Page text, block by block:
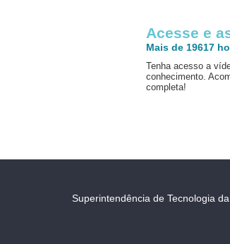
Acesse e
Mais de 19617
Tenha acesso a
conhecimento.
completa!
Superintendência de Tecnologia